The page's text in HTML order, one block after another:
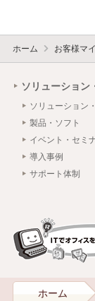
ホーム お客様マ
ソリューション
ソリューション
製品・ソフト
イベント・セミ
導入事例
サポート体制
ホーム